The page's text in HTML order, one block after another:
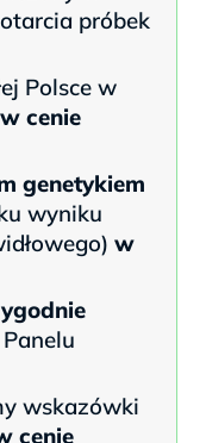
próbek
Polsce w
w cenie
genetykiem
wyniku
w
cenie